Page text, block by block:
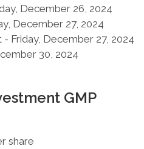
December 26, 2024
December 27, 2024
Friday, December 27, 2024
30, 2024
GMP
share